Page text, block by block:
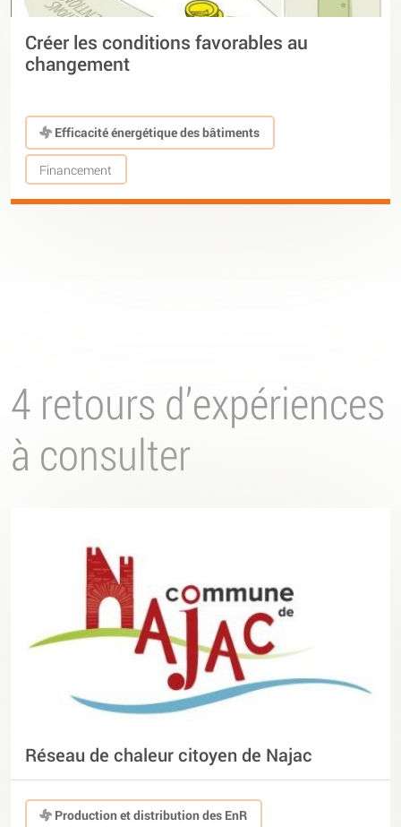
Créer les conditions favorables au
changement
Efficacité énergétique des bâtiments
Financement
4 retours d’expériences
à consulter
Réseau de chaleur citoyen de Najac
Production et distribution des EnR